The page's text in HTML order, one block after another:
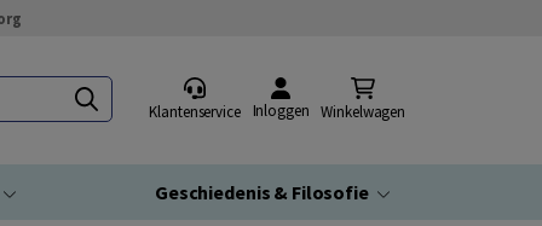
Klantenservice Inloggen Winkelwagen
Geschiedenis & Filosofie